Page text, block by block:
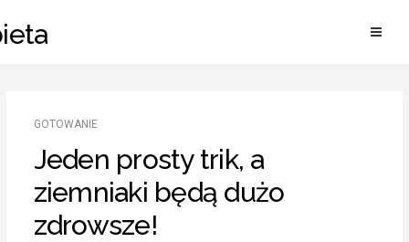
to
GOTOWANIE
Jeden prosty trik, a
ziemniaki będą dużo
zdrowsze!